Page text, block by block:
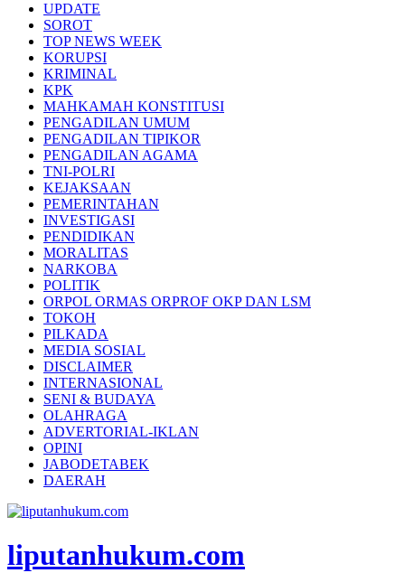
UPDATE
SOROT
TOP NEWS WEEK
KORUPSI
KRIMINAL
KPK
MAHKAMAH KONSTITUSI
PENGADILAN UMUM
PENGADILAN TIPIKOR
PENGADILAN AGAMA
TNI-POLRI
KEJAKSAAN
PEMERINTAHAN
INVESTIGASI
PENDIDIKAN
MORALITAS
NARKOBA
POLITIK
ORPOL ORMAS ORPROF OKP DAN LSM
TOKOH
PILKADA
MEDIA SOSIAL
DISCLAIMER
INTERNASIONAL
SENI & BUDAYA
OLAHRAGA
ADVERTORIAL-IKLAN
OPINI
JABODETABEK
DAERAH
liputanhukum.com